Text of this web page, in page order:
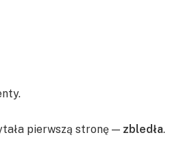
pierwszą stronę — zbledła.